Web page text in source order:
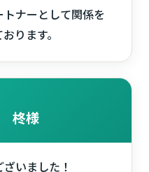
ナーとして関係を
ります。
柊様
いました！